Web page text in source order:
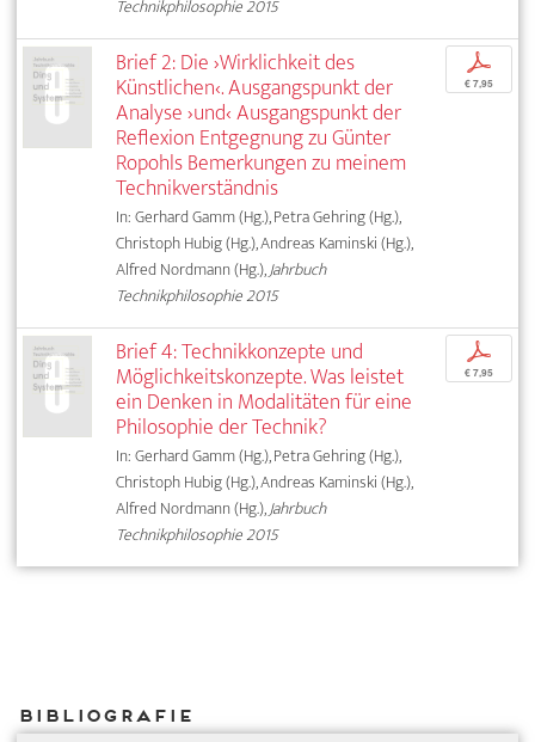
Technikphilosophie 2015
Brief 2: Die ›Wirklichkeit des
Künstlichen‹. Ausgangspunkt der
Analyse ›und‹ Ausgangspunkt der
Reflexion Entgegnung zu Günter
Ropohls Bemerkungen zu meinem
Technikverständnis
In: Gerhard Gamm (Hg.), Petra Gehring (Hg.),
Christoph Hubig (Hg.), Andreas Kaminski (Hg.),
Alfred Nordmann (Hg.),Jahrbuch
Technikphilosophie 2015
p
€ 7,95
Brief 4: Technikkonzepte und
Möglichkeitskonzepte. Was leistet
ein Denken in Modalitäten für eine
Philosophie der Technik?
In: Gerhard Gamm (Hg.), Petra Gehring (Hg.),
Christoph Hubig (Hg.), Andreas Kaminski (Hg.),
Alfred Nordmann (Hg.),Jahrbuch
Technikphilosophie 2015
p
€ 7,95
Bibliografie